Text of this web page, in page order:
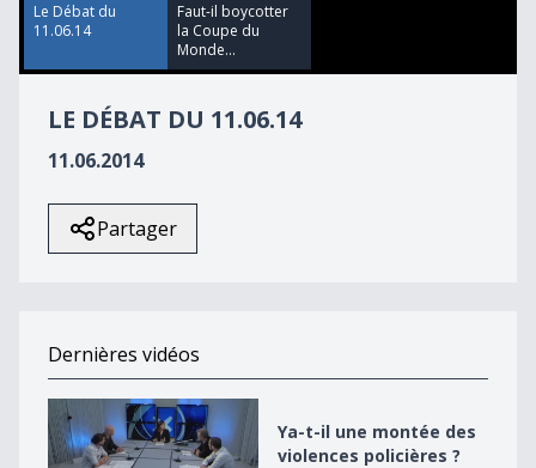
seconds
Le Débat du
11.06.14
Faut-il boycotter
la Coupe du
Monde...
LE DÉBAT DU 11.06.14
11.06.2014
Partager
Dernières vidéos
Ya-t-il une montée des violences policières ?
Ya-t-il une montée des
violences policières ?